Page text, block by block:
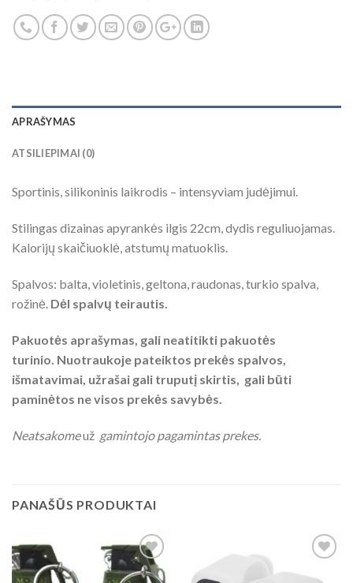
APRAŠYMAS
ATSILIEPIMAI (0)
Sportinis, silikoninis laikrodis – intensyviam judėjimui.
Stilingas dizainas apyrankės ilgis 22cm, dydis reguliuojamas.
Kalorijų skaičiuoklė, atstumų matuoklis.
Spalvos: balta, violetinis, geltona, raudonas, turkio spalva,
rožinė. Dėl spalvų teirautis.
Pakuotės aprašymas, gali neatitikti pakuotės
turinio. Nuotraukoje pateiktos prekės spalvos,
išmatavimai, užrašai gali truputį skirtis, gali būti
paminėtos ne visos prekės savybės.
Neatsakomeuž gamintojo pagamintas prekes.
PANAŠŪS PRODUKTAI
Add to
Wishlist
Wishlist